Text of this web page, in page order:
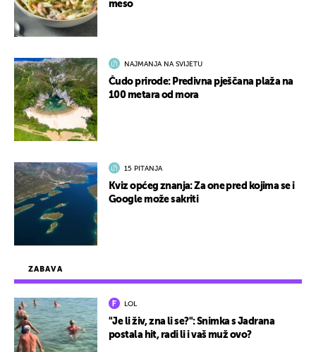
ZABAVA
LOL
"Je li živ, zna li se?": Snimka s Jadrana
postala hit, radi li i vaš muž ovo?
meso
NAJMANJA NA SVIJETU
Čudo prirode: Predivna pješčana plaža na
100 metara od mora
15 PITANJA
Kviz općeg znanja: Za one pred kojima se i
Google može sakriti